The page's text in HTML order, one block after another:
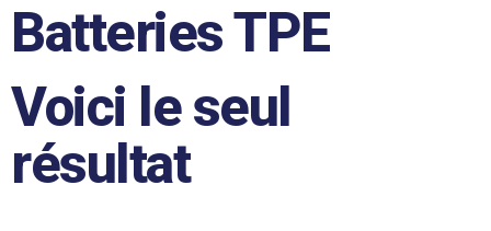
Batteries TPE
Voici le seul
résultat